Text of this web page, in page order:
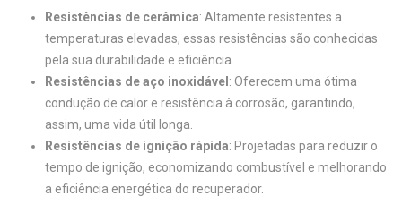
Resistências de cerâmica: Altamente resistentes a
temperaturas elevadas, essas resistências são conhecidas
pela sua durabilidade e eficiência.
Resistências de aço inoxidável : Oferecem uma ótima
condução de calor e resistência à corrosão, garantindo,
assim, uma vida útil longa.
Resistências de ignição rápida: Projetadas para reduzir o
tempo de ignição, economizando combustível e melhorando
a eficiência energética do recuperador.